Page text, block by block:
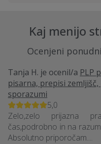
Kaj menijo
Ocenjeni
Tanja H. je ocenil/a PLP
pisarna, prepisi
sporazumi
5,0
Zelo,zelo prijazna
čas,podrobno in na
Absolutno priporočam....